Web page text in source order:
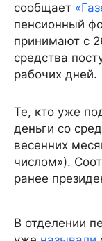
сообщает
пенсионный
принимают с
средства
рабочих дней.
Те, кто уже
деньги со
весенних
числом»).
ранее
В отделении